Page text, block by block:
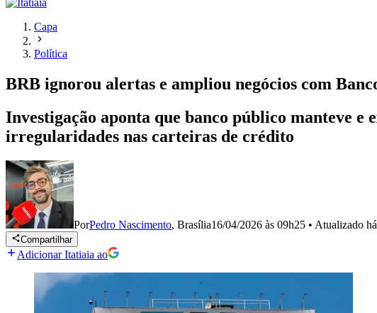
Capa
Política
BRB ignorou alertas e ampliou negócios com
Investigação aponta que banco público manteve e
irregularidades nas carteiras de crédito
PorPedro Nascimento, Brasília16/04/2026 às 09h25 • Atualizado
Compartilhar
Adicionar Itatiaia ao